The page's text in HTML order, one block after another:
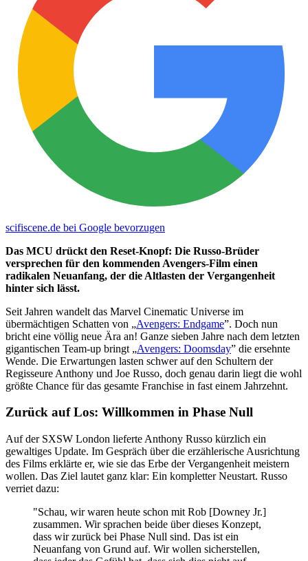
scifiscene.de bei Google bevorzugen
Das MCU drückt den Reset-Knopf: Die Russo-Brüder
versprechen für den kommenden Avengers-Film einen
radikalen Neuanfang, der die Altlasten der Vergangenheit
hinter sich lässt.
Seit Jahren wandelt das Marvel Cinematic Universe im
übermächtigen Schatten von „Avengers: Endgame”. Doch nun
bricht eine völlig neue Ära an! Ganze sieben Jahre nach dem letzten
gigantischen Team-up bringt „Avengers: Doomsday” die ersehnte
Wende. Die Erwartungen lasten schwer auf den Schultern der
Regisseure Anthony und Joe Russo, doch genau darin liegt die wohl
größte Chance für das gesamte Franchise in fast einem Jahrzehnt.
Zurück auf Los: Willkommen in Phase Null
Auf der SXSW London lieferte Anthony Russo kürzlich ein
gewaltiges Update. Im Gespräch über die erzählerische Ausrichtung
des Films erklärte er, wie sie das Erbe der Vergangenheit meistern
wollen. Das Ziel lautet ganz klar: Ein kompletter Neustart. Russo
verriet dazu:
"Schau, wir waren heute schon mit Rob [Downey Jr.]
zusammen. Wir sprachen beide über dieses Konzept,
dass wir zurück bei Phase Null sind. Das ist ein
Neuanfang von Grund auf. Wir wollen sicherstellen,